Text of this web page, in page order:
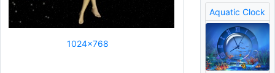
1024x768
Aquatic Clock